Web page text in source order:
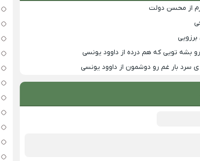
از محسن دولت
برزویی
بشه تویی که هم درده از داوود یونسی
ی سرد بار غم رو دوشمون از داوود یونسی